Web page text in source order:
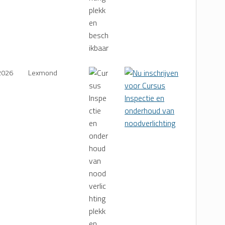
Lexmond